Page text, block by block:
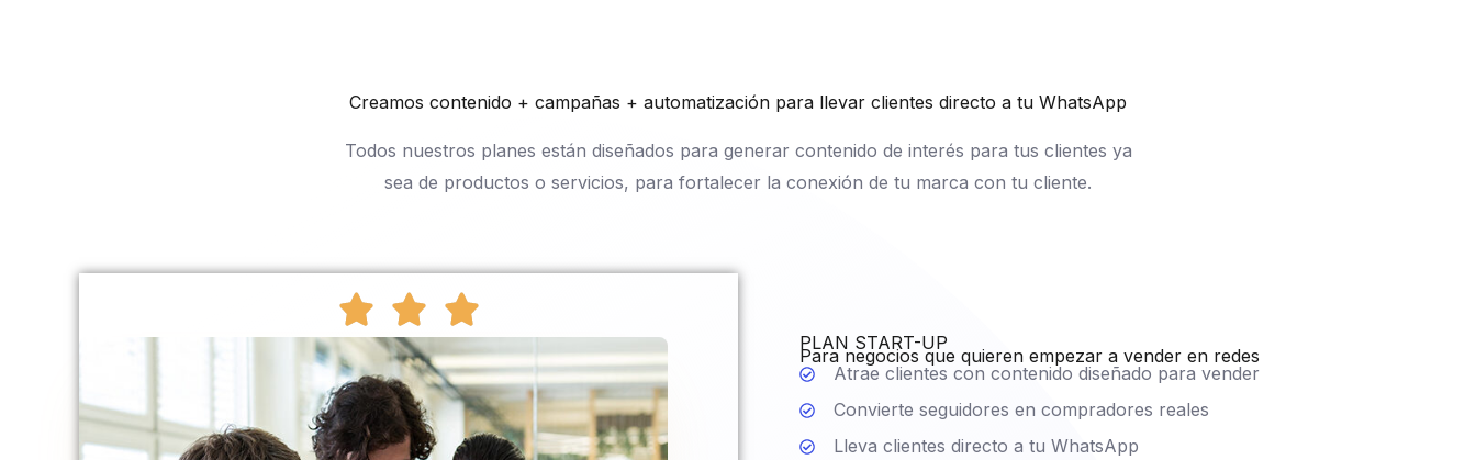
Creamos contenido + campañas + automatización para llevar clientes directo a tu WhatsApp
Todos nuestros planes están diseñados para generar contenido de interés para tus clientes ya
sea de productos o servicios, para fortalecer la conexión de tu marca con tu cliente.
PLAN START-UP
Para negocios que quieren empezar a vender en redes
Atrae clientes con contenido diseñado para vender
Convierte seguidores en compradores reales
Lleva clientes directo a tu WhatsApp